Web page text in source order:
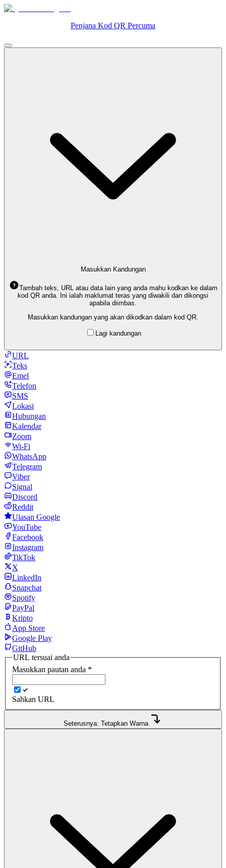
Penjana Kod QR Percuma
Masukkan Kandungan
Tambah teks, URL atau data lain yang anda mahu kodkan ke dalam
kod QR anda. Ini ialah maklumat teras yang diwakili dan dikongsi
apabila diimbas.
Masukkan kandungan yang akan dikodkan dalam kod QR.
Lagi kandungan
URL
Teks
Emel
Telefon
SMS
Lokasi
Hubungan
Kalendar
Zoom
Wi-Fi
WhatsApp
Telegram
Viber
Signal
Discord
Reddit
Ulasan Google
YouTube
Facebook
Instagram
TikTok
X
LinkedIn
Snapchat
Spotify
PayPal
Kripto
App Store
Google Play
GitHub
URL tersuai anda
Masukkan pautan anda *
Sahkan URL
Seterusnya: Tetapkan Warna